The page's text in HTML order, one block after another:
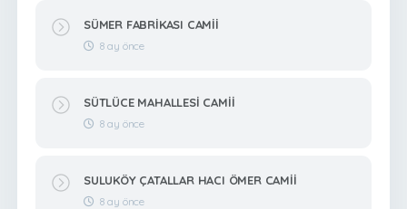
SÜMER FABRİKASI CAMİİ
8 ay önce
SÜTLÜCE MAHALLESİ CAMİİ
8 ay önce
SULUKÖY ÇATALLAR HACI ÖMER CAMİİ
8 ay önce